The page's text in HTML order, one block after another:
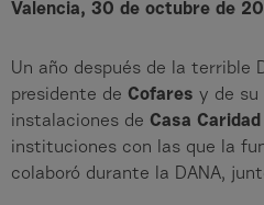
Valencia, 30 de octubre de
Un año después de la terrible
presidente de Cofares y de su
instalaciones de Casa Caridad
instituciones con las que la
colaboró durante la DANA,